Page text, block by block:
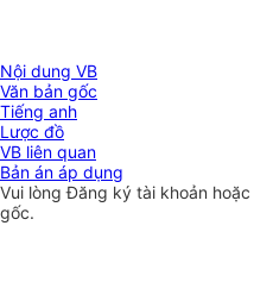
Nội dung VB
Văn bản gốc
Tiếng anh
Lược đồ
VB liên quan
Bản án áp dụng
Vui lòngĐăng ký tài khoản hoặc
gốc.